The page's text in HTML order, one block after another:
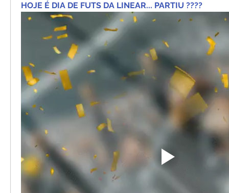
HOJE É DIA DE FUTS DA LINEAR... PARTIU ????